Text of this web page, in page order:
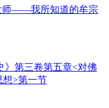
师——我所知道的牟宗
》第三卷第五章<对佛
想>第一节